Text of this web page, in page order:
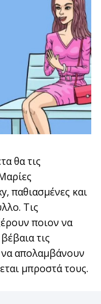
θα τις
παθιασμένες και
Τις
ποιον να
τις
να απολαμβάνουν
μπροστά τους.